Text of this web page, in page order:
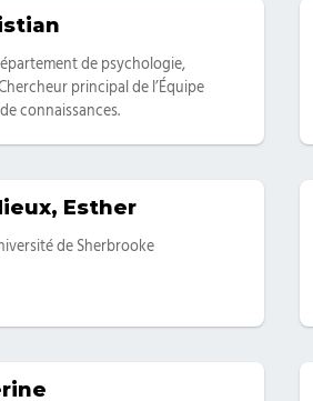
de psychologie,
principal de l’Équipe
connaissances.
Esther
de Sherbrooke